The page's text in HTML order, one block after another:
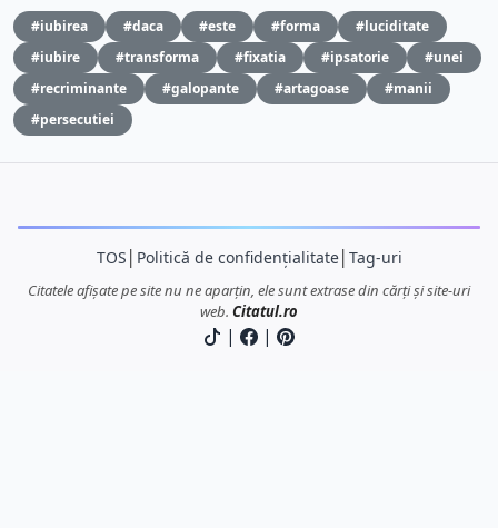
#iubirea #daca #este #forma
#luciditate
#iubire
#transforma #fixatia #ipsatorie
#unei
#recriminante
#galopante #artagoase
#manii
#persecutiei
TOS Politică de confidențialitate│ Tag-uri
Citatele afișate pe site nu ne aparțin, ele sunt extrase din cărți și site-uri
web. Citatul.ro
| |